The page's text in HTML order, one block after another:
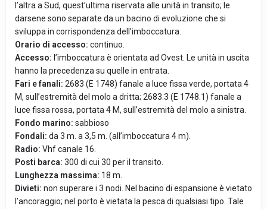
l’altra a Sud, quest’ultima riservata alle unità in transito; le
darsene sono separate da un bacino di evoluzione che si
sviluppa in corrispondenza dell’imboccatura.
Orario di accesso: continuo.
Accesso: l’imboccatura è orientata ad Ovest. Le unità in uscita
hanno la precedenza su quelle in entrata.
Fari e fanali: 2683 (E 1748) fanale a luce fissa verde, portata 4
M, sull’estremità del molo a dritta; 2683.3 (E 1748.1) fanale a
luce fissa rossa, portata 4 M, sull’estremità del molo a sinistra.
Fondo marino: sabbioso
Fondali: da 3 m. a 3,5 m. (all’imboccatura 4 m).
Radio: Vhf canale 16.
Posti barca: 300 di cui 30 per il transito.
Lunghezza massima: 18 m.
Divieti: non superare i 3 nodi. Nel bacino di espansione è vietato
l’ancoraggio; nel porto è vietata la pesca di qualsiasi tipo. Tale